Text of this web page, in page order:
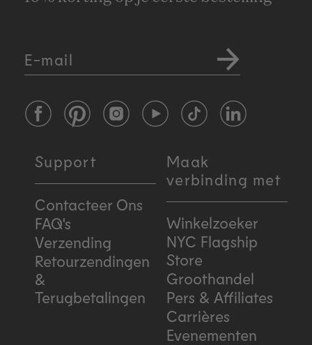
E-mail
FacebookPinterestInstagramYouTubeTikTokLinkedIn
Support
Contacteer Ons
FAQ's
Verzending
Retourzendingen
&
Terugbetalingen
Maak
verbinding met
Winkelzoeker
NYC Flagship
Store
Groothandel
Pers & Affiliates
Carrières
Evenementen